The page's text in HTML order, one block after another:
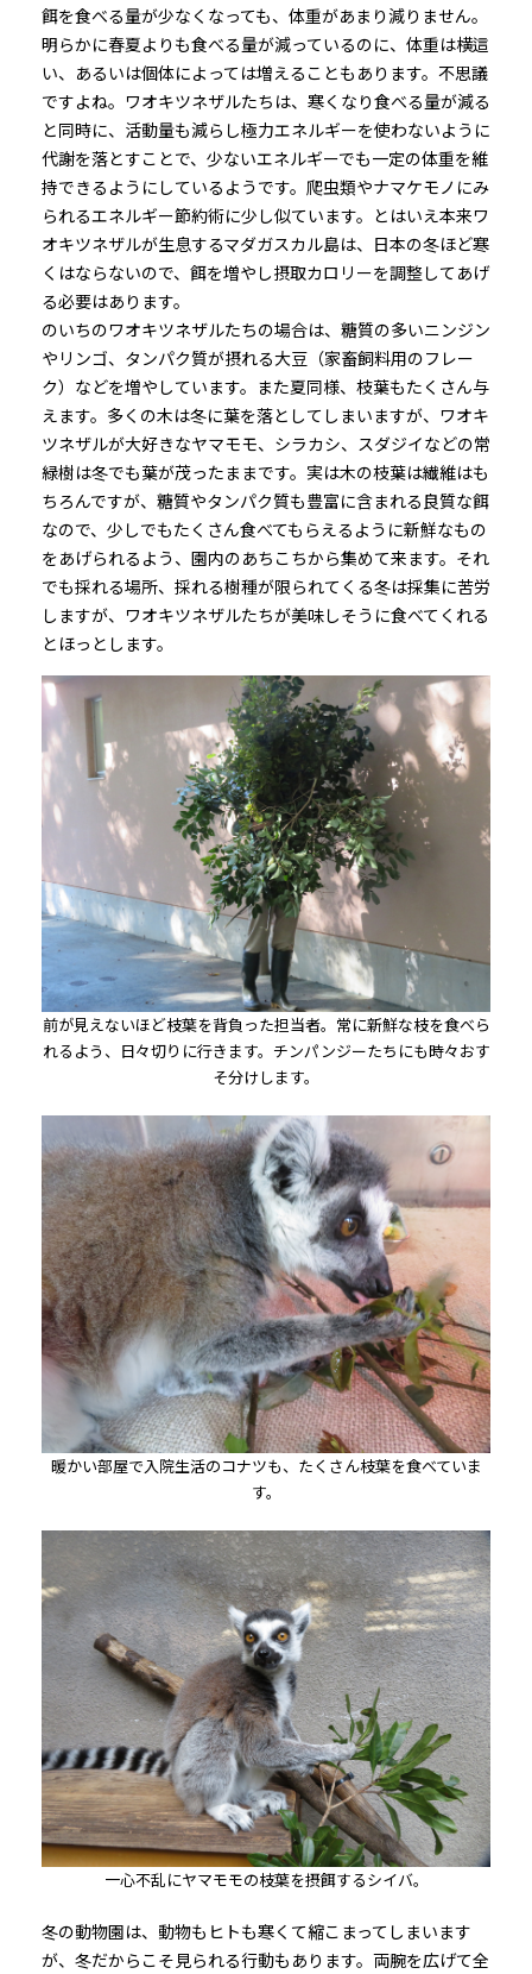
餌を食べる量が少なくなっても、体重があまり減りません。
明らかに春夏よりも食べる量が減っているのに、体重は横這
い、あるいは個体によっては増えることもあります。不思議
ですよね。ワオキツネザルたちは、寒くなり食べる量が減る
と同時に、活動量も減らし極力エネルギーを使わないように
代謝を落とすことで、少ないエネルギーでも一定の体重を維
持できるようにしているようです。爬虫類やナマケモノにみ
られるエネルギー節約術に少し似ています。とはいえ本来ワ
オキツネザルが生息するマダガスカル島は、日本の冬ほど寒
くはならないので、餌を増やし摂取カロリーを調整してあげ
る必要はあります。
のいちのワオキツネザルたちの場合は、糖質の多いニンジン
やリンゴ、タンパク質が摂れる大豆（家畜飼料用のフレー
ク）などを増やしています。また夏同様、枝葉もたくさん与
えます。多くの木は冬に葉を落としてしまいますが、ワオキ
ツネザルが大好きなヤマモモ、シラカシ、スダジイなどの常
緑樹は冬でも葉が茂ったままです。実は木の枝葉は繊維はも
ちろんですが、糖質やタンパク質も豊富に含まれる良質な餌
なので、少しでもたくさん食べてもらえるように新鮮なもの
をあげられるよう、園内のあちこちから集めて来ます。それ
でも採れる場所、採れる樹種が限られてくる冬は採集に苦労
しますが、ワオキツネザルたちが美味しそうに食べてくれる
とほっとします。
前が見えないほど枝葉を背負った担当者。常に新鮮な枝を食べら
れるよう、日々切りに行きます。チンパンジーたちにも時々おす
そ分けします。
暖かい部屋で入院生活のコナツも、たくさん枝葉を食べていま
す。
一心不乱にヤマモモの枝葉を摂餌するシイバ。
冬の動物園は、動物もヒトも寒くて縮こまってしまいます
が、冬だからこそ見られる行動もあります。両腕を広げて全